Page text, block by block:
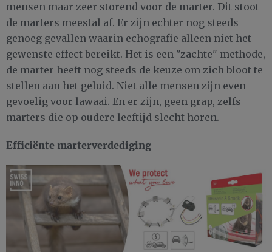
mensen maar zeer storend voor de marter. Dit stoot
de marters meestal af. Er zijn echter nog steeds
genoeg gevallen waarin echografie alleen niet het
gewenste effect bereikt. Het is een "zachte" methode,
de marter heeft nog steeds de keuze om zich bloot te
stellen aan het geluid. Niet alle mensen zijn even
gevoelig voor lawaai. En er zijn, geen grap, zelfs
marters die op oudere leeftijd slecht horen.
Efficiënte marterverdediging